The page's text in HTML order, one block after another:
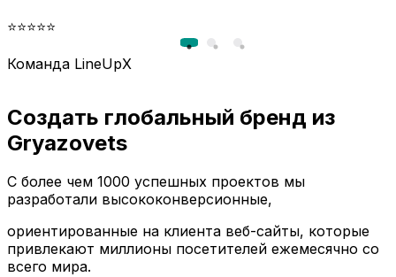
⭐⭐⭐⭐⭐
Команда LineUpX
Создать глобальный бренд из
Gryazovets
С более чем 1000 успешных проектов мы
разработали высококонверсионные,
ориентированные на клиента веб-сайты, которые
привлекают миллионы посетителей ежемесячно со
всего мира.